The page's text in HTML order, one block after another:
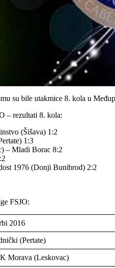
su bile utakmice 8. kola u
– rezultati 8. kola:
(Šišava) 1:2
1:3
– Mladi Borac 8:2
1976 (Donji Bunibrod) 2:2
FSJO:
2016
(Pertate)
Morava (Leskovac)